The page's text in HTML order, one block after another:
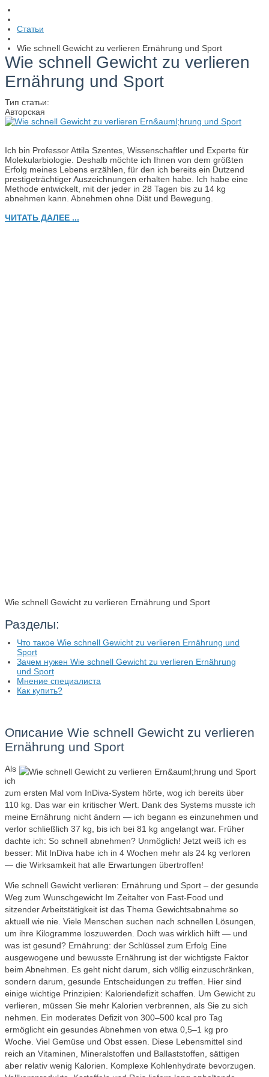
Статьи
Wie schnell Gewicht zu verlieren Ernährung und Sport
Wie schnell Gewicht zu verlieren
Ernährung und Sport
Тип статьи:
Авторская
Ich bin Professor Attila Szentes, Wissenschaftler und Experte für
Molekularbiologie. Deshalb möchte ich Ihnen von dem größten
Erfolg meines Lebens erzählen, für den ich bereits ein Dutzend
prestigeträchtiger Auszeichnungen erhalten habe. Ich habe eine
Methode entwickelt, mit der jeder in 28 Tagen bis zu 14 kg
abnehmen kann. Abnehmen ohne Diät und Bewegung.
ЧИТАТЬ ДАЛЕЕ ...
Wie schnell Gewicht zu verlieren Ernährung und Sport
Разделы:
Что такое Wie schnell Gewicht zu verlieren Ernährung und
Sport
Зачем нужен Wie schnell Gewicht zu verlieren Ernährung
und Sport
Мнение специалиста
Как купить?
Описание Wie schnell Gewicht zu verlieren
Ernährung und Sport
Als
ich
zum ersten Mal vom InDiva‑System hörte, wog ich bereits über
110 kg. Das war ein kritischer Wert. Dank des Systems musste ich
meine Ernährung nicht ändern — ich begann es einzunehmen und
verlor schließlich 37 kg, bis ich bei 81 kg angelangt war. Früher
dachte ich: So schnell abnehmen? Unmöglich! Jetzt weiß ich es
besser: Mit InDiva habe ich in 4 Wochen mehr als 24 kg verloren
— die Wirksamkeit hat alle Erwartungen übertroffen!
Wie schnell Gewicht verlieren: Ernährung und Sport – der gesunde
Weg zum Wunschgewicht Im Zeitalter von Fast‑Food und
sitzender Arbeitstätigkeit ist das Thema Gewichtsabnahme so
aktuell wie nie. Viele Menschen suchen nach schnellen Lösungen,
um ihre Kilogramme loszuwerden. Doch was wirklich hilft — und
was ist gesund? Ernährung: der Schlüssel zum Erfolg Eine
ausgewogene und bewusste Ernährung ist der wichtigste Faktor
beim Abnehmen. Es geht nicht darum, sich völlig einzuschränken,
sondern darum, gesunde Entscheidungen zu treffen. Hier sind
einige wichtige Prinzipien: Kaloriendefizit schaffen. Um Gewicht zu
verlieren, müssen Sie mehr Kalorien verbrennen, als Sie zu sich
nehmen. Ein moderates Defizit von 300–500 kcal pro Tag
ermöglicht ein gesundes Abnehmen von etwa 0,5–1 kg pro
Woche. Viel Gemüse und Obst essen. Diese Lebensmittel sind
reich an Vitaminen, Mineralstoffen und Ballaststoffen, sättigen
aber relativ wenig Kalorien. Komplexe Kohlenhydrate bevorzugen.